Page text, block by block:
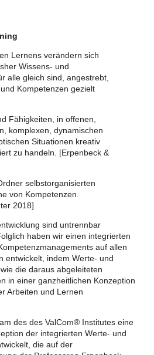
Lernens verändern sich
Wissens- und
alle gleich sind, angestrebt,
Kompetenzen gezielt
Fähigkeiten, in offenen,
komplexen, dynamischen
Situationen kreativ
zu handeln. [Erpenbeck &
selbstorganisierten
von Kompetenzen.
2018]
sind untrennbar
haben wir einen integrierten
auf allen
entwickelt, indem Werte- und
die daraus abgeleiteten
in einer ganzheitlichen Konzeption
Arbeiten und Lernen
des des ValCom® Institutes eine
der integrierten Werte- und
die auf der